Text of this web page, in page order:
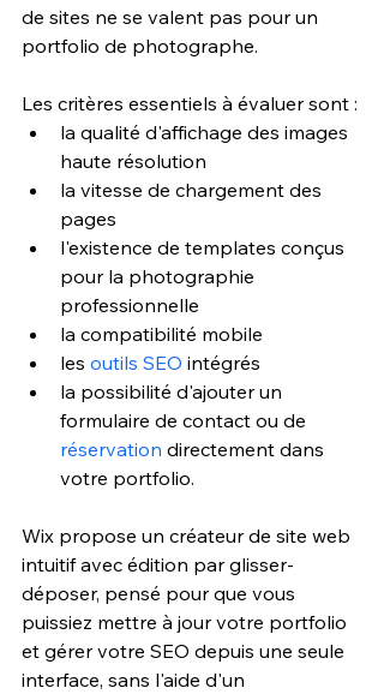
de sites ne se valent pas pour un
portfolio de photographe.
Les critères essentiels à évaluer sont :
la qualité d'affichage des images
haute résolution
la vitesse de chargement des
pages
l'existence de templates conçus
pour la photographie
professionnelle
la compatibilité mobile
les outils SEO intégrés
la possibilité d'ajouter un
formulaire de contact ou de
réservation directement dans
votre portfolio.
Wix propose un créateur de site web
intuitif avec édition par glisser-
déposer, pensé pour que vous
puissiez mettre à jour votre portfolio
et gérer votre SEO depuis une seule
interface, sans l'aide d'un